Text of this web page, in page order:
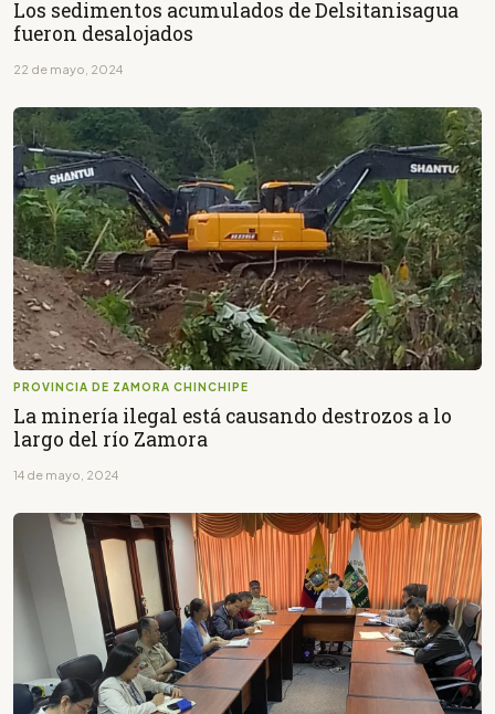
Los sedimentos acumulados de Delsitanisagua
fueron desalojados
22 de mayo, 2024
PROVINCIA DE ZAMORA CHINCHIPE
La minería ilegal está causando destrozos a lo
largo del río Zamora
14 de mayo, 2024